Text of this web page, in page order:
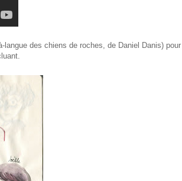
des chiens de roches, de Daniel Danis)